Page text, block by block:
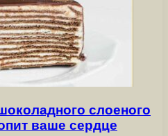
слоеного
ваше сердце